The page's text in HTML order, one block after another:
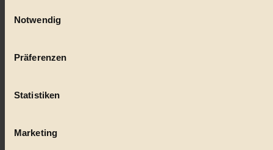
Wenn Sie es erlauben, würden wir auch gerne:
Ihr Gerät durch aktives Scannen nach bestimmten
Erfahren Sie mehr darüber, wie Ihre persönlichen Daten
Notwendig
Präferenzen
Statistiken
Marketing